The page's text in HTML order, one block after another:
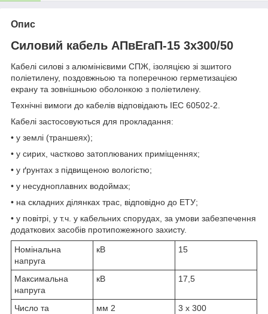
Опис
Силовий кабель АПвЕгаП-15 3х300/50
Кабелі силові з алюмінієвими СПЖ, ізоляцією зі зшитого
поліетилену, поздовжньою та поперечною герметизацією
екрану та зовнішньою оболонкою з поліетилену.
Технічні вимоги до кабелів відповідають IEC 60502-2.
Кабелі застосовуються для прокладання:
• у землі (траншеях);
• у сирих, частково затоплюваних приміщеннях;
• у ґрунтах з підвищеною вологістю;
• у несудноплавних водоймах;
• на складних ділянках трас, відповідно до ЕТУ;
• у повітрі, у т.ч. у кабельних спорудах, за умови забезпечення
додаткових засобів протипожежного захисту.
Номінальна
напруга
кВ 15
Максимальна
напруга
кВ 17,5
Число та
мм 2 3 x 300